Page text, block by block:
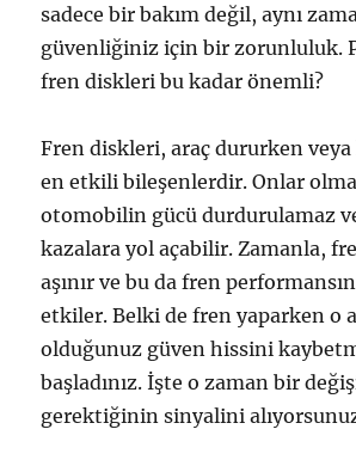
sadece bir bakım değil, aynı
güvenliğiniz için bir zorunluluk.
fren diskleri bu kadar önemli?
Fren diskleri, araç dururken veya
en etkili bileşenlerdir. Onlar
otomobilin gücü durdurulamaz
kazalara yol açabilir. Zamanla,
aşınır ve bu da fren
etkiler. Belki de fren yaparken o
olduğunuz güven hissini
başladınız. İşte o zaman bir
gerektiğinin sinyalini